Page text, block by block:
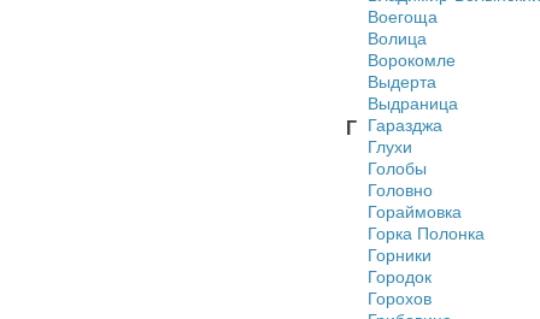
Воегоща
Волица
Ворокомле
Выдерта
Выдраница
Г
Гаразджа
Глухи
Голобы
Головно
Гораймовка
Горка Полонка
Горники
Городок
Горохов